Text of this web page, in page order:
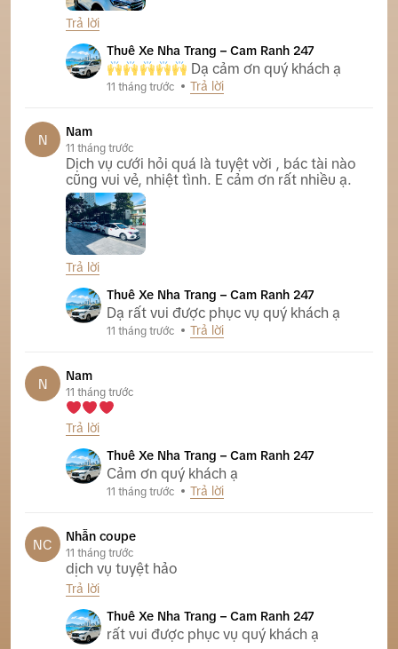
Trả lời
Thuê Xe Nha Trang – Cam Ranh 247
Dạ cảm ơn quý khách ạ
11 tháng trước Trả lời
N
Nam
11 tháng trước
Dịch vụ cưới hỏi quá là tuyệt vời , bác tài nào
cũng vui vẻ, nhiệt tình. E cảm ơn rất nhiều ạ.
Trả lời
Thuê Xe Nha Trang – Cam Ranh 247
Dạ rất vui được phục vụ quý khách ạ
11 tháng trước Trả lời
N
Nam
11 tháng trước
Trả lời
Thuê Xe Nha Trang – Cam Ranh 247
Cảm ơn quý khách ạ
11 tháng trước Trả lời
NC
Nhẫn coupe
11 tháng trước
dịch vụ tuyệt hảo
Trả lời
Thuê Xe Nha Trang – Cam Ranh 247
rất vui được phục vụ quý khách ạ